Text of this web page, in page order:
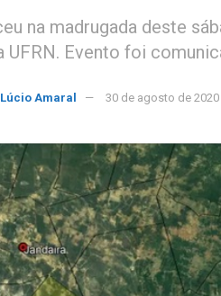
na madrugada deste
UFRN. Evento foi
Lúcio Amaral 30 de agosto de 2020